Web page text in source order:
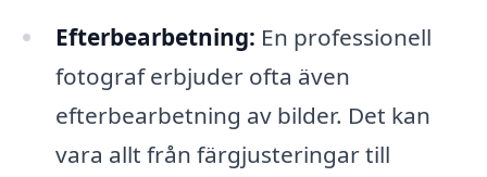
Efterbearbetning: En professionell
fotograf erbjuder ofta även
efterbearbetning av bilder. Det kan
vara allt från färgjusteringar till